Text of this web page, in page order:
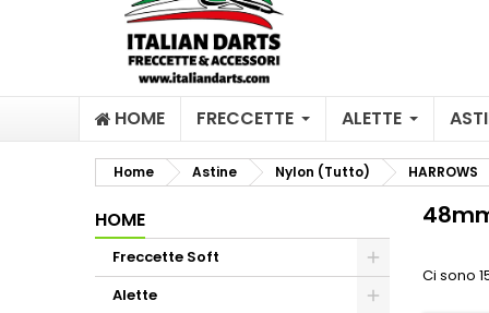
HOME FRECCETTE ALETTE
Home Astine Nylon (Tutto) HARROWS
HOME
Freccette Soft
Alette
Ci sono